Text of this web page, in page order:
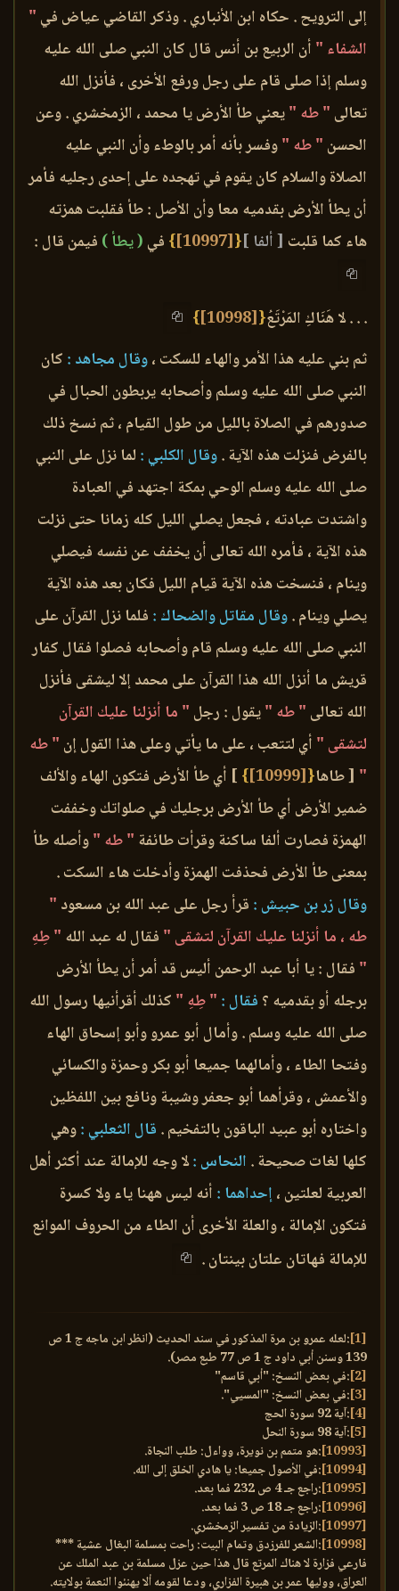
إلى الترويح . حكاه ابن الأنباري . وذكر القاضي عياض في "
الشفاء " أن الربيع بن أنس قال كان النبي صلى الله عليه
وسلم إذا صلى قام على رجل ورفع الأخرى ، فأنزل الله
تعالى " طه "يعني طأ الأرض يا محمد ، الزمخشري . وعن
الحسن " طه "وفسر بأنه أمر بالوطء وأن النبي عليه
الصلاة والسلام كان يقوم في تهجده على إحدى رجليه فأمر
أن يطأ الأرض بقدميه معا وأن الأصل : طأ فقلبت همزته
هاء كما قلبت [ ألفا ]{
[10997]
} في ( يطأ ) فيمن قال :
. . . لا هَنَاكِ المَرْتَعُ{
[10998]
}
ثم بني عليه هذا الأمر والهاء للسكت ،وقال مجاهد : كان
النبي صلى الله عليه وسلم وأصحابه يربطون الحبال في
صدورهم في الصلاة بالليل من طول القيام ، ثم نسخ ذلك
بالفرض فنزلت هذه الآية .وقال الكلبي : لما نزل على النبي
صلى الله عليه وسلم الوحي بمكة اجتهد في العبادة
واشتدت عبادته ، فجعل يصلي الليل كله زمانا حتى نزلت
هذه الآية ، فأمره الله تعالى أن يخفف عن نفسه فيصلي
وينام ، فنسخت هذه الآية قيام الليل فكان بعد هذه الآية
يصلي وينام .وقال مقاتل والضحاك : فلما نزل القرآن على
النبي صلى الله عليه وسلم قام وأصحابه فصلوا فقال كفار
قريش ما أنزل الله هذا القرآن على محمد إلا ليشقى فأنزل
الله تعالى " طه "يقول : رجل " ما أنزلنا عليك القرآن
لتشقى " أي لتتعب ، على ما يأتي وعلى هذا القول إن " طه
" [ طاها{
[10999]
} ] أي طأ الأرض فتكون الهاء والألف
ضمير الأرض أي طأ الأرض برجليك في صلواتك وخففت
الهمزة فصارت ألفا ساكنة وقرأت طائفة " طه "وأصله طأ
بمعنى طأ الأرض فحذفت الهمزة وأدخلت هاء السكت .
وقال زر بن حبيش : قرأ رجل على عبد الله بن مسعود "
طه ، ما أنزلنا عليك القرآن لتشقى " فقال له عبد الله " طِهِ
" فقال : يا أبا عبد الرحمن أليس قد أمر أن يطأ الأرض
برجله أو بقدميه ؟ فقال : " طِهِ " كذلك أقرأنيها رسول الله
صلى الله عليه وسلم . وأمال أبو عمرو وأبو إسحاق الهاء
وفتحا الطاء ، وأمالهما جميعا أبو بكر وحمزة والكسائي
والأعمش ، وقرأهما أبو جعفر وشيبة ونافع بين اللفظين
واختاره أبو عبيد الباقون بالتفخيم . قال الثعلبي :وهي
كلها لغات صحيحة . النحاس :لا وجه للإمالة عند أكثر أهل
العربية لعلتين ،إحداهما : أنه ليس ههنا ياء ولا كسرة
فتكون الإمالة ، والعلة الأخرى أن الطاء من الحروف الموانع
للإمالة فهاتان علتان بينتان .
[1]
:لعله عمرو بن مرة المذكور في سند الحديث (انظر ابن ماجه ج 1 ص
139 وسنن أبي داود ج 1 ص 77 طبع مصر).
[2] :في بعض النسخ: "أبي قاسم"
[3] :في بعض النسخ: "المسيي".
[4] :آية 92 سورة الحج
[5] :آية 98 سورة النحل
[10993]
:هو متمم بن نويرة، وواءل: طلب النجاة.
[10994]
:في الأصول جميعا: يا هادي الخلق إلى الله.
[10995]
:راجع جـ 4 ص 232 فما بعد.
[10996]
:راجع جـ 18 ص 3 فما بعد.
[10997]
:الزيادة من تفسير الزمخشري.
[10998]
:الشعر للفرزدق وتمام البيت: راحت بمسلمة البغال عشية ***
فارعي فزارة لا هناك المرتع قال هذا حين عزل مسلمة بن عبد الملك عن
العراق، ووليها عمر بن هبيرة الفزاري، ودعا لقومه ألا يهنئوا النعمة بولايته.